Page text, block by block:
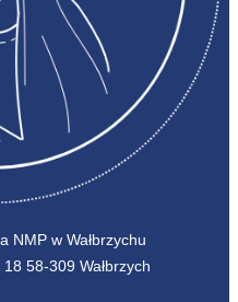
NMP w Wałbrzychu
58-309 Wałbrzych